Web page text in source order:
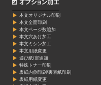
本文オリジナル印刷
本文全面印刷
本文ページ数追加
本文穴あけ加工
本文ミシン加工
本文用紙変更
遊び紙/扉追加
特殊トナー印刷
表紙内側印刷/裏表紙印刷
表紙用紙変更